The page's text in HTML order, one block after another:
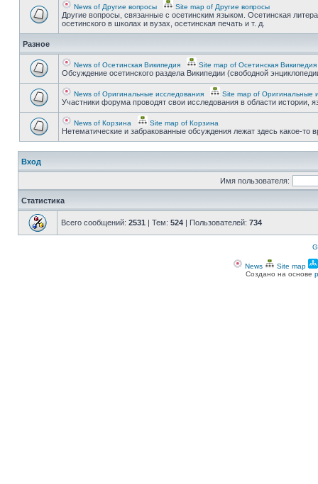
News of Другие вопросы Site map of Другие вопросы
Другие вопросы, связанные с осетинским языком. Осетинская
осетинского в школах и вузах, осетинская печать и т. д.
Разное
News of Осетинская Википедия Site map of Осетинская Википедия
Обсуждение осетинского раздела Википедии (свободной
News of Оригинальные исследования Site map of Оригинальные
Участники форума проводят свои исследования в области истории,
News of Корзина Site map of Корзина
Нетематические и забракованные обсуждения лежат здесь какое-то
Вход
Имя пользователя:
Статистика
Всего сообщений: 2531 | Тем: 524 | Пользователей: 734
News Site map
Создано на основе